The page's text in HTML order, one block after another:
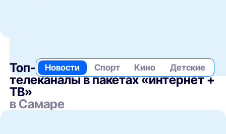
Топ- Новости Спорт Кино Детские
телеканалы в пакетах «интернет +
ТВ»
в Самаре